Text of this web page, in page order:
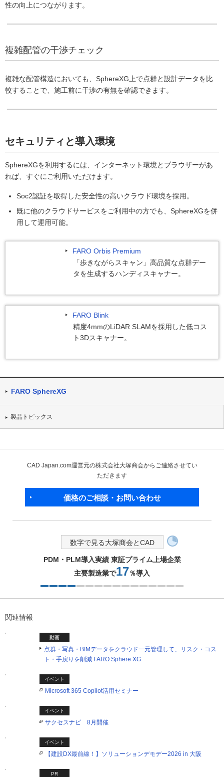
性の向上につながります。
複雑配管の干渉チェック
複雑な配管構造においても、SphereXG上で点群と設計データを比
較することで、施工前に干渉の有無を確認できます。
セキュリティと導入環境
SphereXGを利用するには、インターネット環境とブラウザーがあ
れば、すぐにご利用いただけます。
Soc2認証を取得した安全性の高いクラウド環境を採用。
既に他のクラウドサービスをご利用中の方でも、SphereXGを併
用して運用可能。
FARO Orbis Premium
「歩きながらスキャン」高品質な点群デー
タを生成するハンディスキャナー。
FARO Blink
精度4mmのLiDAR SLAMを採用した低コス
ト3Dスキャナー。
FARO SphereXG
製品トピックス
CAD Japan.com運営元の株式会社大塚商会からご連絡させてい
ただきます
価格のご相談・お問い合わせ
数字で見る大塚商会とCAD
PDM・PLM導入実績 東証プライム上場企業
主要製造業で17％導入
関連情報
動画
点群・写真・BIMデータをクラウド一元管理して、リスク・コス
ト・手戻りを削減 FARO Sphere XG​
イベント
Microsoft 365 Copilot活用セミナー
イベント
サクセスナビ 8月開催
イベント
【建設DX最前線！】ソリューションデモデー2026 in 大阪
PR